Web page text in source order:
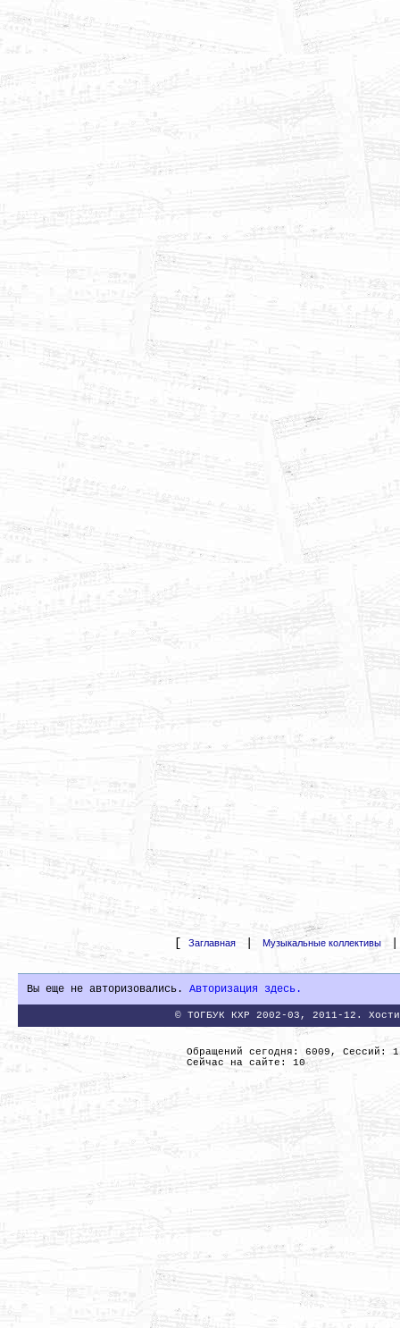
[ Заглавная Музыкальные коллективы
Вы еще не авторизовались. Авторизация здесь.
© ТОГБУК КХР 2002-03, 2011-12.
Обращений сегодня: 6009, Сессий:
Сейчас на сайте: 10